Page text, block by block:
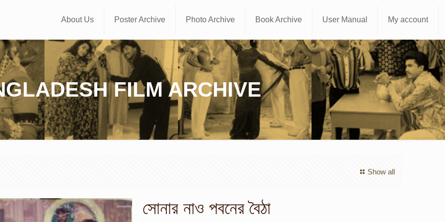
About Us Poster Archive Photo Archive Book Archive User Manual My account
FILM ARCHIVE
Show all
সোনার নাও পবনের বৈঠা